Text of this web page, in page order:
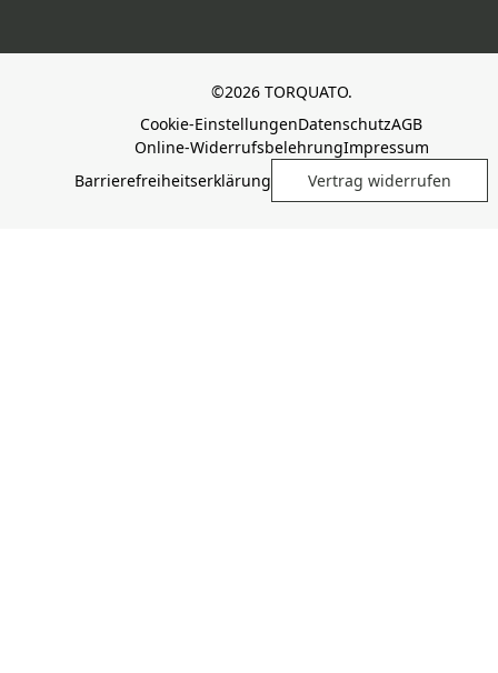
©2026 TORQUATO.
Cookie-EinstellungenDatenschutzAGB
Online-WiderrufsbelehrungImpressum
Barrierefreiheitserklärung
Vertrag widerrufen